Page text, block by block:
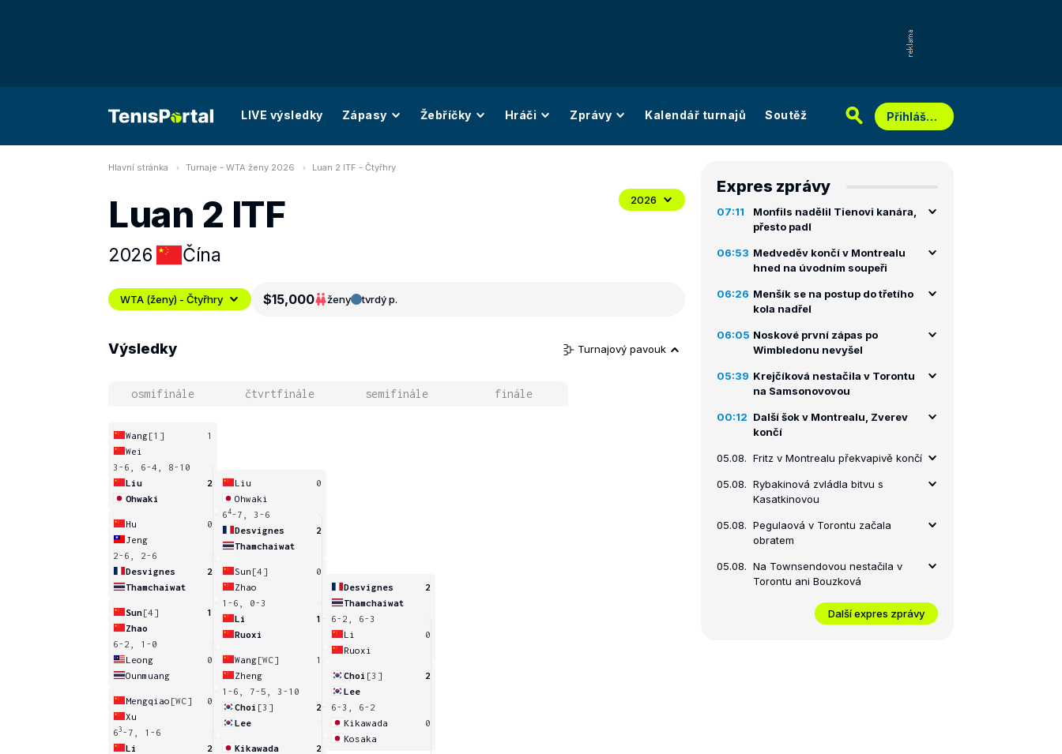
LIVE výsledky Zápasy Žebříčky Hráči Zprávy Kalendář turnajů Soutěž Přihlášení
Hlavní stránka Turnaje - WTA ženy 2026 Luan 2 ITF - Čtyřhry
Luan 2 ITF
2026 Čína
2026
WTA (ženy) - Čtyřhry $15,000 ženy tvrdý p.
Výsledky Turnajový pavouk
osmifinále čtvrtfinále semifinále finále
Wang[1]
1
Wei
3-6, 6-4, 8-10
Liu
2
Ohwaki
Hu
0
Jeng
2-6, 2-6
Desvignes
2
Thamchaiwat
Sun[4]
1
Zhao
6-2, 1-0
Leong
0
Ounmuang
Mengqiao [WC]
0
Xu
63 -7, 1-6
Li
2
Liu
0
Ohwaki
64-7, 3-6
Desvignes
2
Thamchaiwat
Sun [4]
0
Zhao
1-6, 0-3
Li
1
Ruoxi
Wang[WC]
1
Zheng
1-6, 7-5, 3-10
Choi [3]
2
Lee
Kikawada
2
Desvignes
2
Thamchaiwat
6-2, 6-3
Li
0
Ruoxi
Choi [3]
2
Lee
6-3, 6-2
Kikawada
0
Kosaka
Expres zprávy
07:11
Monfils nadělil Tienovi kanára,
přesto padl
06:53 Medveděv končí v Montrealu
hned na úvodním soupeři
06:26 Menšík se na postup do třetího
kola nadřel
06:05 Noskové první zápas po
Wimbledonu nevyšel
05:39 Krejčíková nestačila v Torontu
na Samsonovovou
00:12 Další šok v Montrealu, Zverev
končí
05.08. Fritz v Montrealu překvapivě končí
05.08. Rybakinová zvládla bitvu s
Kasatkinovou
05.08. Pegulaová v Torontu začala
obratem
05.08. Na Townsendovou nestačila v
Torontu ani Bouzková
Další expres zprávy